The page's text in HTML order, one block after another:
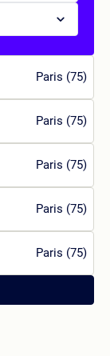
Paris (75)
Paris (75)
Paris (75)
Paris (75)
Paris (75)